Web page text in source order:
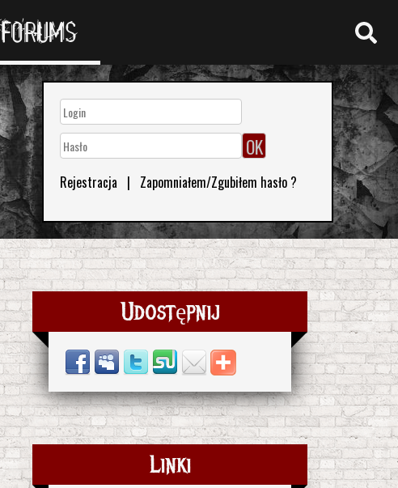
FORUMS
Rejestracja | Zapomniałem/Zgubiłem hasło ?
Udostępnij
Linki